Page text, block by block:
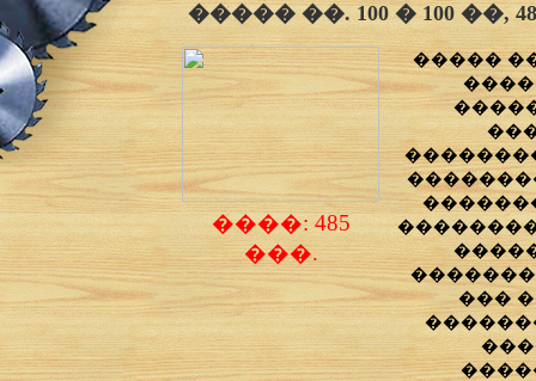
����� ��. 100 � 100 ��,
����: 485
���.
�����
���